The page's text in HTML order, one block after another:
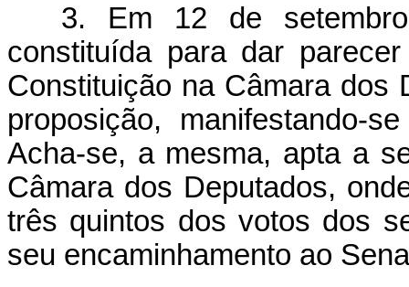
3. Em 12 de
constituída para dar
Constituição na Câmara dos
proposição, manifestando-
Acha-se, a mesma, apta a
Câmara dos Deputados,
três quintos dos votos dos
seu encaminhamento ao